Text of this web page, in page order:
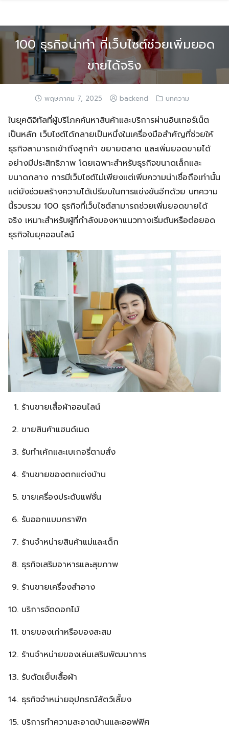
content
100 ธุรกิจน่าทำ ที่เว็บไซต์ช่วยเพิ่มยอด
ขายได้จริง
พฤษภาคม 7, 2025 backend บทความ
ในยุคดิจิทัลที่ผู้บริโภคค้นหาสินค้าและบริการผ่านอินเทอร์เน็ต
เป็นหลัก เว็บไซต์ได้กลายเป็นหนึ่งในเครื่องมือสำคัญที่ช่วยให้
ธุรกิจสามารถเข้าถึงลูกค้า ขยายตลาด และเพิ่มยอดขายได้
อย่างมีประสิทธิภาพ โดยเฉพาะสำหรับธุรกิจขนาดเล็กและ
ขนาดกลาง การมีเว็บไซต์ไม่เพียงแต่เพิ่มความน่าเชื่อถือเท่านั้น
แต่ยังช่วยสร้างความได้เปรียบในการแข่งขันอีกด้วย บทความ
นี้รวบรวม 100 ธุรกิจที่เว็บไซต์สามารถช่วยเพิ่มยอดขายได้
จริง เหมาะสำหรับผู้ที่กำลังมองหาแนวทางเริ่มต้นหรือต่อยอด
ธุรกิจในยุคออนไลน์
ร้านขายเสื้อผ้าออนไลน์
ขายสินค้าแฮนด์เมด
รับทำเค้กและเบเกอรี่ตามสั่ง
ร้านขายของตกแต่งบ้าน
ขายเครื่องประดับแฟชั่น
รับออกแบบกราฟิก
ร้านจำหน่ายสินค้าแม่และเด็ก
ธุรกิจเสริมอาหารและสุขภาพ
ร้านขายเครื่องสำอาง
บริการจัดดอกไม้
ขายของเก่าหรือของสะสม
ร้านจำหน่ายของเล่นเสริมพัฒนาการ
รับตัดเย็บเสื้อผ้า
ธุรกิจจำหน่ายอุปกรณ์สัตว์เลี้ยง
บริการทำความสะอาดบ้านและออฟฟิศ